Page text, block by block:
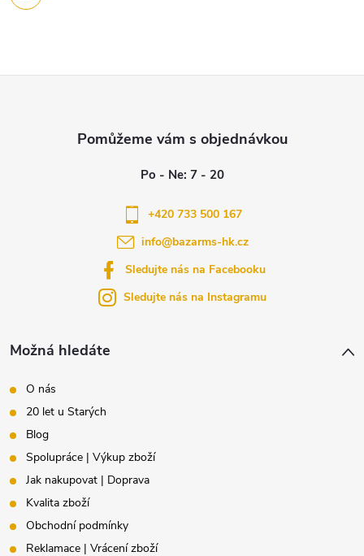
Možná hledáte
O nás
20 let u Starých
Blog
Spolupráce | Výkup zboží
Jak nakupovat | Doprava
Kvalita zboží
Obchodní podmínky
Reklamace | Vrácení zboží
info@bazarms-hk.cz
+420 733 500 167
Sledujte nás na Facebooku
Sledujte nás na Instagramu